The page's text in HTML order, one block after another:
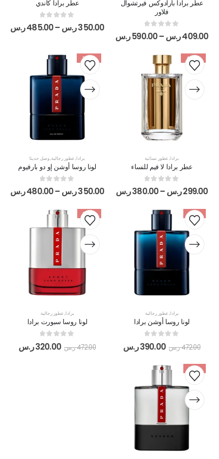
عطر برادا بارادوكس فيرتشوال
فلاور
409.00ر.س –
590.00 ر.س
عطر برادا كاندي
350.00ر.س –
485.00ر.س
-44%
برادا,عطور نسائية
عطر برادا لا فيم للنساء
299.00ر.س –
380.00ر.س
-20%
برادا,عطور رجالية,وصل حديثا
لونا روسا أوشن إو دو بارفيوم
350.00ر.س –
480.00ر.س
-17%
برادا,عطور رجالية
لونا روسا أوشن برادا
472.00ر.س 390.00ر.س
-32%
برادا,عطور رجالية
لونا روسا سبورت برادا
472.00ر.س 320.00ر.س
-19%